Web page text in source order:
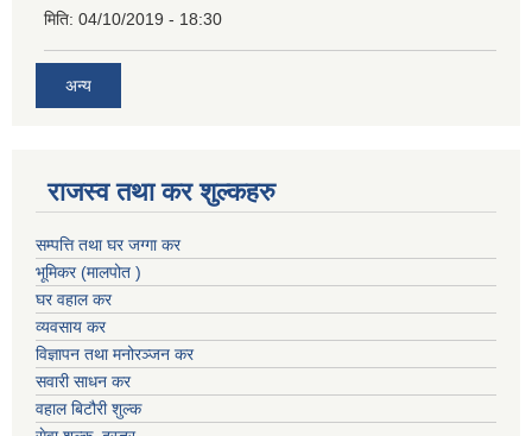
मिति: 04/10/2019 - 18:30
अन्य
राजस्व तथा कर शुल्कहरु
सम्पत्ति तथा घर जग्गा कर
भूमिकर (मालपोत )
घर वहाल कर
व्यवसाय कर
विज्ञापन तथा मनोरञ्जन कर
सवारी साधन कर
वहाल बिटौरी शुल्क